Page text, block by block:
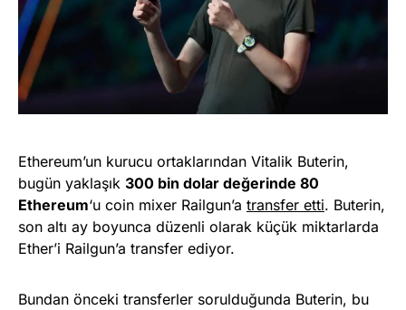
Ethereum’un kurucu ortaklarından Vitalik Buterin,
bugün yaklaşık 300 bin dolar değerinde 80
Ethereum‘u coin mixer Railgun’a transfer etti. Buterin,
son altı ay boyunca düzenli olarak küçük miktarlarda
Ether’i Railgun’a transfer ediyor.
Bundan önceki transferler sorulduğunda Buterin, bu